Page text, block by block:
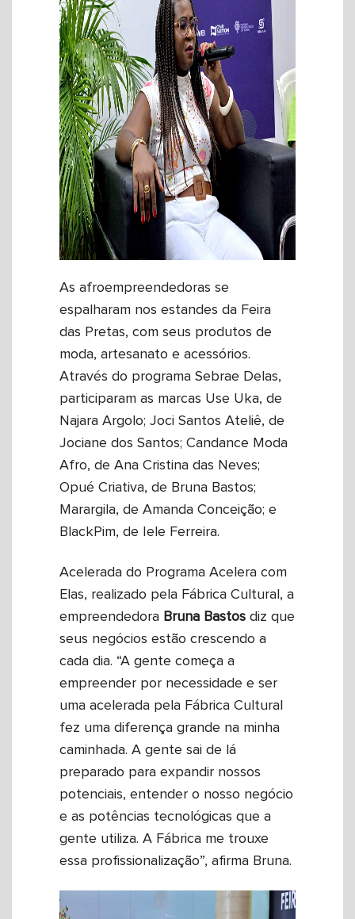
As afroempreendedoras se
espalharam nos estandes da Feira
das Pretas, com seus produtos de
moda, artesanato e acessórios.
Através do programa Sebrae Delas,
participaram as marcas Use Uka, de
Najara Argolo; Joci Santos Ateliê, de
Jociane dos Santos; Candance Moda
Afro, de Ana Cristina das Neves;
Opué Criativa, de Bruna Bastos;
Marargila, de Amanda Conceição; e
BlackPim, de Iele Ferreira.
Acelerada do Programa Acelera com
Elas, realizado pela Fábrica Cultural, a
empreendedora Bruna Bastos diz que
seus negócios estão crescendo a
cada dia. “A gente começa a
empreender por necessidade e ser
uma acelerada pela Fábrica Cultural
fez uma diferença grande na minha
caminhada. A gente sai de lá
preparado para expandir nossos
potenciais, entender o nosso negócio
e as potências tecnológicas que a
gente utiliza. A Fábrica me trouxe
essa profissionalização”, afirma Bruna.